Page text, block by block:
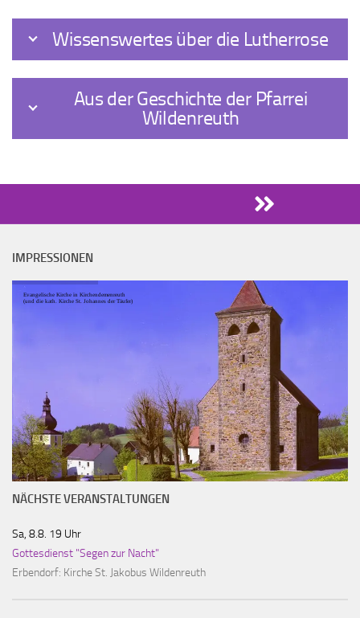
Wissenswertes über die Lutherrose
Aus der Geschichte der Pfarrei
Wildenreuth
IMPRESSIONEN
Evangelische Kirche in Kirchendemenreuth
(und die kath. Kirche St. Johannes der Täufer)
NÄCHSTE VERANSTALTUNGEN
Sa, 8.8. 19 Uhr
Gottesdienst "Segen zur Nacht"
Erbendorf: Kirche St. Jakobus Wildenreuth